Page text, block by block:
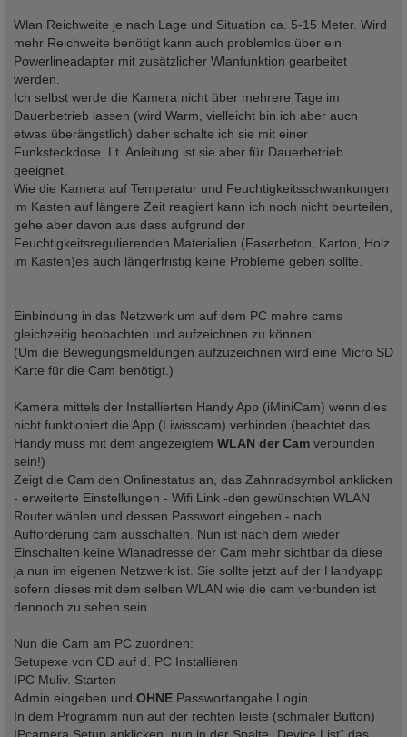
Wlan Reichweite je nach Lage und Situation ca. 5-15 Meter. Wird
mehr Reichweite benötigt kann auch problemlos über ein
Powerlineadapter mit zusätzlicher Wlanfunktion gearbeitet
werden.
Ich selbst werde die Kamera nicht über mehrere Tage im
Dauerbetrieb lassen (wird Warm, vielleicht bin ich aber auch
etwas überängstlich) daher schalte ich sie mit einer
Funksteckdose. Lt. Anleitung ist sie aber für Dauerbetrieb
geeignet.
Wie die Kamera auf Temperatur und Feuchtigkeitsschwankungen
im Kasten auf längere Zeit reagiert kann ich noch nicht beurteilen,
gehe aber davon aus dass aufgrund der
Feuchtigkeitsregulierenden Materialien (Faserbeton, Karton, Holz
im Kasten)es auch längerfristig keine Probleme geben sollte.
Einbindung in das Netzwerk um auf dem PC mehre cams
gleichzeitig beobachten und aufzeichnen zu können:
(Um die Bewegungsmeldungen aufzuzeichnen wird eine Micro SD
Karte für die Cam benötigt.)
Kamera mittels der Installierten Handy App (iMiniCam) wenn dies
nicht funktioniert die App (Liwisscam) verbinden.(beachtet das
Handy muss mit dem angezeigtem WLAN der Cam verbunden
sein!)
Zeigt die Cam den Onlinestatus an, das Zahnradsymbol anklicken
- erweiterte Einstellungen - Wifi Link -den gewünschten WLAN
Router wählen und dessen Passwort eingeben - nach
Aufforderung cam ausschalten. Nun ist nach dem wieder
Einschalten keine Wlanadresse der Cam mehr sichtbar da diese
ja nun im eigenen Netzwerk ist. Sie sollte jetzt auf der Handyapp
sofern dieses mit dem selben WLAN wie die cam verbunden ist
dennoch zu sehen sein.
Nun die Cam am PC zuordnen:
Setupexe von CD auf d. PC Installieren
IPC Muliv. Starten
Admin eingeben und OHNE Passwortangabe Login.
In dem Programm nun auf der rechten leiste (schmaler Button)
IPcamera Setup anklicken, nun in der Spalte „Device List“ das